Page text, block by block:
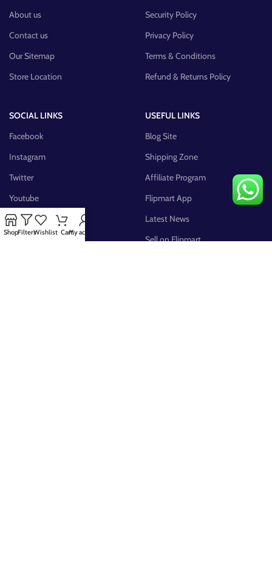
About us
Contact us
Our Sitemap
Store Location
Security Policy
Privacy Policy
Terms & Conditions
Refund & Returns Policy
SOCIAL LINKS
Facebook
Instagram
Twitter
Youtube
Pinterest
FB Group
USEFUL LINKS
Blog Site
Shipping Zone
Affiliate Program
Flipmart App
Latest News
Sell on Flipmart
ShopFiltersWishlist CartMy account